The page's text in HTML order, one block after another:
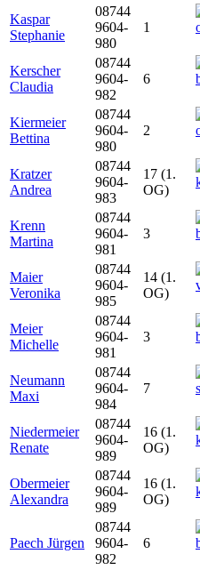
Kaspar
Stephanie
08744
9604-
980
1
Kerscher
Claudia
08744
9604-
982
6
Kiermeier
Bettina
08744
9604-
980
2
Kratzer
Andrea
08744
9604-
983
17 (1.
OG)
Krenn
Martina
08744
9604-
981
3
Maier
Veronika
08744
9604-
985
14 (1.
OG)
Meier
Michelle
08744
9604-
981
3
Neumann
Maxi
08744
9604-
984
7
Niedermeier
Renate
08744
9604-
989
16 (1.
OG)
Obermeier
Alexandra
08744
9604-
989
16 (1.
OG)
Paech Jürgen
08744
9604-
982
6